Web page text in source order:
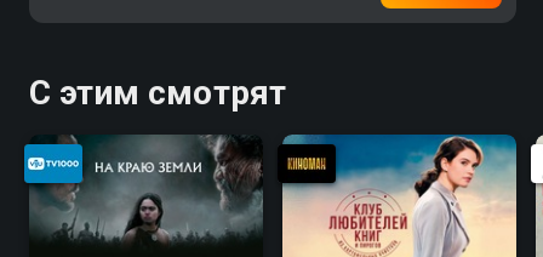
С этим смотрят